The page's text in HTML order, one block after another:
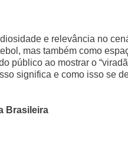
e relevância no
mas também como
público ao mostrar o
significa e como isso se
Brasileira